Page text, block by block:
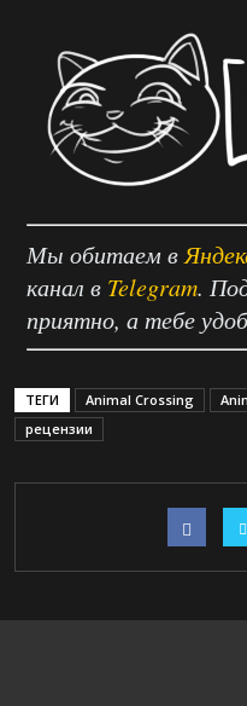
Мы обитаем в
канал в Telegram.
приятно, а тебе
ТЕГИ Animal Crossing
рецензии